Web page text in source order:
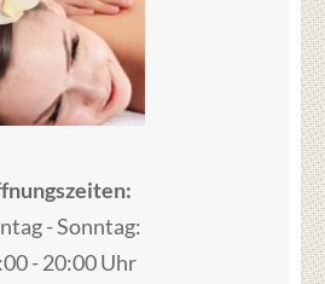
- Sonntag:
- 20:00 Uhr